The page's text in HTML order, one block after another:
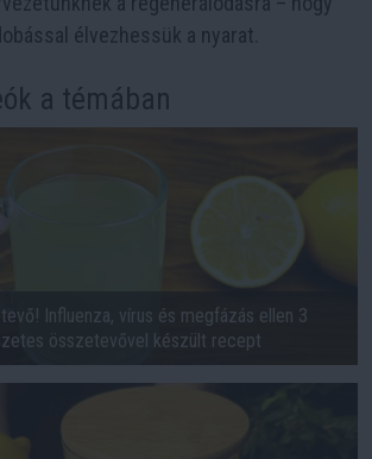
élvezhessük a nyarat.
a témában
Influenza, vírus és megfázás ellen 3
összetevővel készült recept